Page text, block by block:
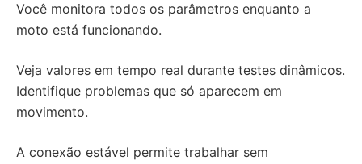
Você monitora todos os parâmetros enquanto a
moto está funcionando.
Veja valores em tempo real durante testes dinâmicos.
Identifique problemas que só aparecem em
movimento.
A conexão estável permite trabalhar sem